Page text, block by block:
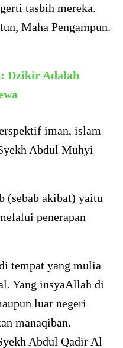
tasbih mereka.
Maha Pengampun.
Dzikir Adalah
iman, islam
Abdul Muhyi
(sebab akibat) yaitu
penerapan
tempat yang mulia
Yang insyaAllah di
luar negeri
manaqiban.
Abdul Qadir Al